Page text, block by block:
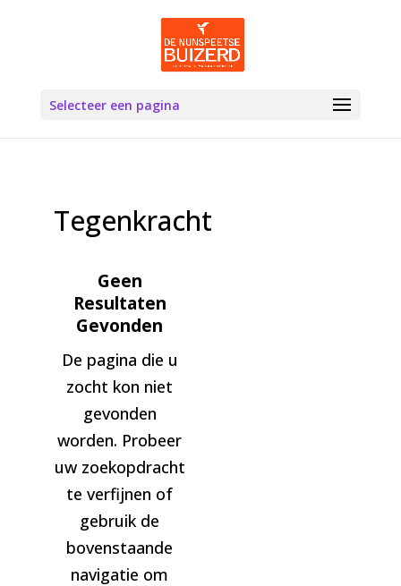
Selecteer een pagina
Tegenkracht
Geen
Resultaten
Gevonden
De pagina die u
zocht kon niet
gevonden
worden. Probeer
uw zoekopdracht
te verfijnen of
gebruik de
bovenstaande
navigatie om